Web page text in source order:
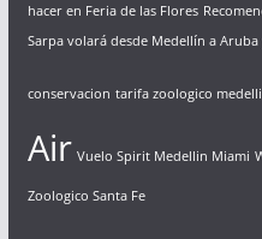
hacer en Feria de las Flores
Sarpa volará desde Medellín a Aruba
conservacion tarifa zoologico
Air Vuelo Spirit Medellin Miami
Zoologico Santa Fe